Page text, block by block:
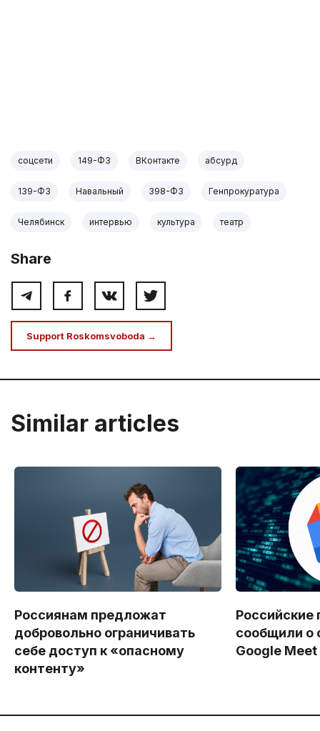
соцсети 149-ФЗ ВКонтакте абсурд
139-ФЗ Навальный 398-ФЗ Генпрокуратура
Челябинск интервью культура театр
Share
Support Roskomsvoboda →
Similar articles
Россиянам предложат
добровольно ограничивать
себе доступ к «опасному
контенту»
Российские
сообщили о
Google Meet